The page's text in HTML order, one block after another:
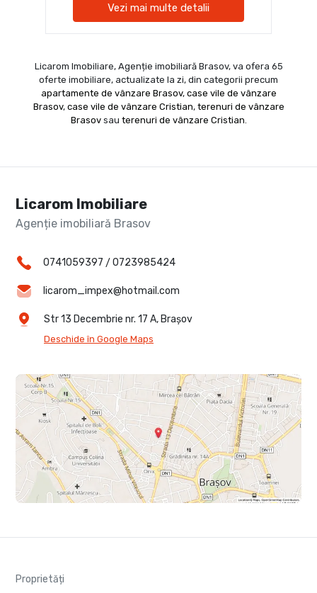
Vezi mai multe detalii
Licarom Imobiliare, Agenție imobiliară Brasov, va ofera 65
oferte imobiliare, actualizate la zi, din categorii precum
apartamente de vânzare Brasov, case vile de vânzare
Brasov, case vile de vânzare Cristian, terenuri de vânzare
Brasovsau terenuri de vânzare Cristian
Licarom Imobiliare
Agenție imobiliară Brasov
0741059397 /0723985424
licarom_impex@hotmail.com
Str 13 Decembrie nr. 17 A, Brașov
Deschide în Google Maps
Proprietăți